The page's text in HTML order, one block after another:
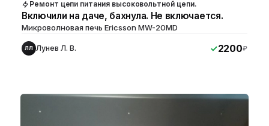
Ремонт цепи питания высоковольтной цепи.
Включили на даче, бахнула. Не включается.
Микроволновая печь Ericsson MW-20MD
ЛЛ Лунев Л. В. 2200₽